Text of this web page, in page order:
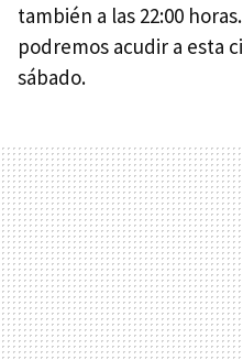
también a las 22:00
podremos acudir a esta
sábado.